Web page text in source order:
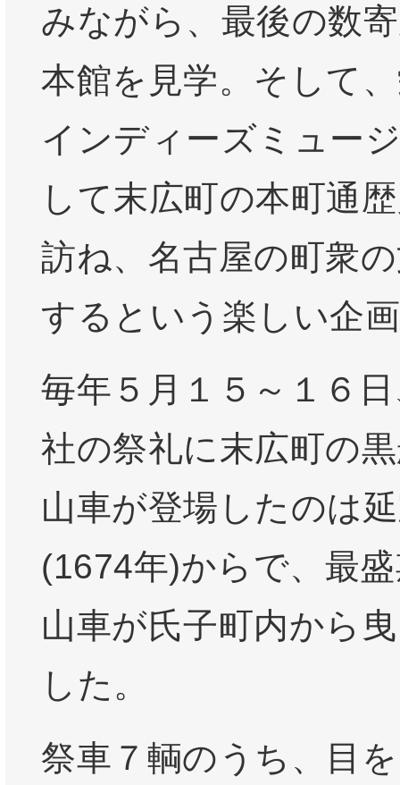
みながら、最後の数
本館を見学。そして
インディーズミュー
して末広町の本町通
訪ね、名古屋の町衆
するという楽しい企
毎年５月１５～１６
社の祭礼に末広町の
山車が登場したのは
(1674年)からで、最
山車が氏子町内から
した。
祭車７輌のうち、目